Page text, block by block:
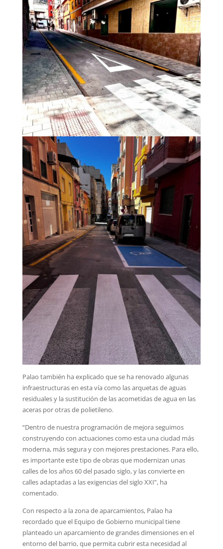
Palao también ha explicado que se ha renovado algunas
infraestructuras en esta vía como las arquetas de aguas
residuales y la sustitución de las acometidas de agua en las
aceras por otras de polietileno.
“Dentro de nuestra programación de mejora seguimos
construyendo con actuaciones como esta una ciudad más
moderna, más segura y con mejores prestaciones. Para ello,
es importante este tipo de obras que modernizan unas
calles de los años 60 del pasado siglo, y las convierte en
calles adaptadas a las exigencias del siglo XXI”, ha
comentado.
Con respecto a la zona de aparcamientos, Palao ha
recordado que el Equipo de Gobierno municipal tiene
planteado un aparcamiento de grandes dimensiones en el
entorno del barrio, que permita cubrir esta necesidad al